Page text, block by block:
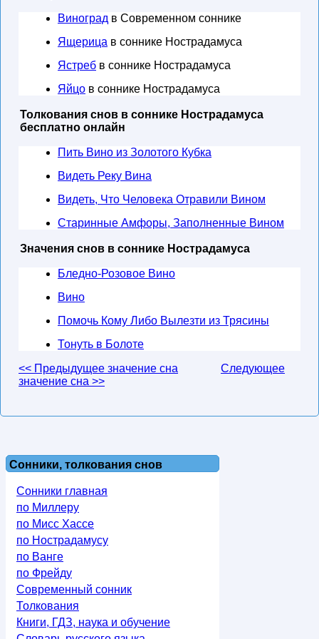
Виноград в Современном соннике
Ящерица в соннике Нострадамуса
Ястреб в соннике Нострадамуса
Яйцо в соннике Нострадамуса
Толкования снов в соннике Нострадамуса
бесплатно онлайн
Пить Вино из Золотого Кубка
Видеть Реку Вина
Видеть, Что Человека Отравили Вином
Старинные Амфоры, Заполненные Вином
Значения снов в соннике Нострадамуса
Бледно-Розовое Вино
Вино
Помочь Кому Либо Вылезти из Трясины
Тонуть в Болоте
<< Предыдущее значение сна
Следующее
значение сна >>
Сонники, толкования снов
Сонники главная
по Миллеру
по Мисс Хассе
по Нострадамусу
по Ванге
по Фрейду
Современный сонник
Толкования
Книги, ГДЗ, наука и обучение